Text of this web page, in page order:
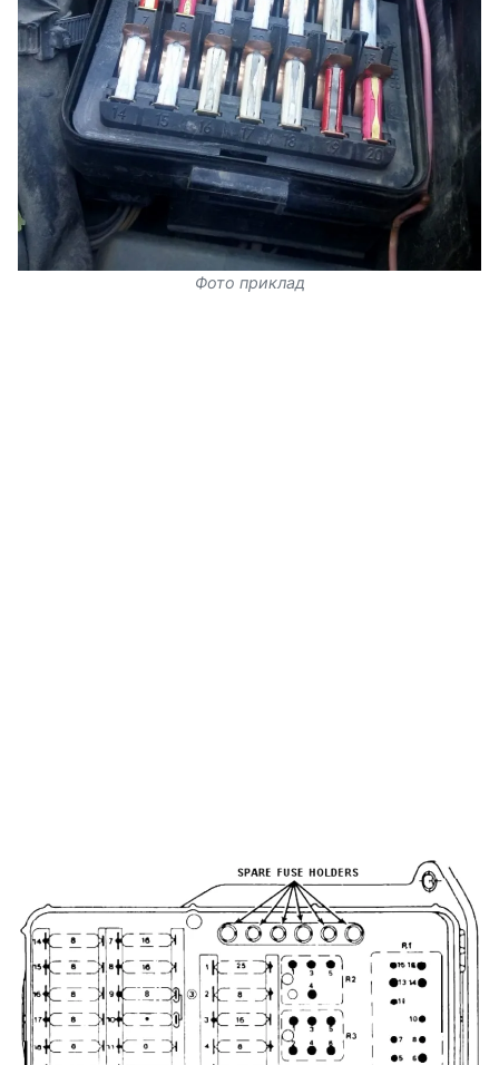
Фото приклад